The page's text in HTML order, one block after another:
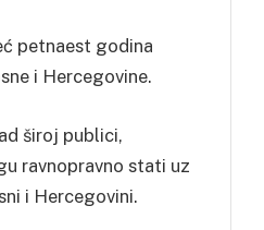
petnaest godina
i Hercegovine.
široj publici,
ravnopravno stati uz
i Hercegovini.